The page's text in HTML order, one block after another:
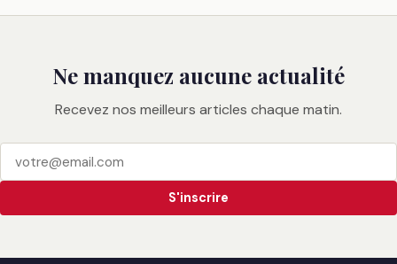
Ne manquez aucune actualité
Recevez nos meilleurs articles chaque matin.
S'inscrire